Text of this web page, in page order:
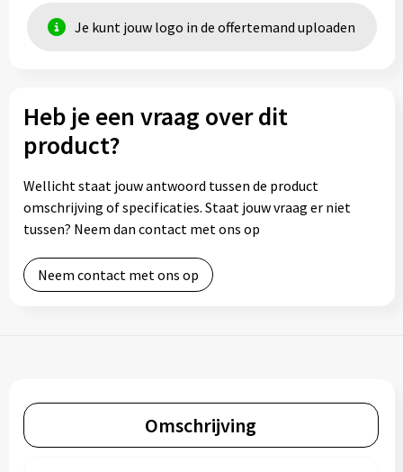
Je kunt jouw logo in de offertemand uploaden
Heb je een vraag over dit
product?
Wellicht staat jouw antwoord tussen de product
omschrijving of specificaties. Staat jouw vraag er niet
tussen? Neem dan contact met ons op
Neem contact met ons op
Omschrijving